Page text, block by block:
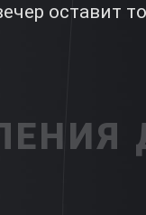
оставит